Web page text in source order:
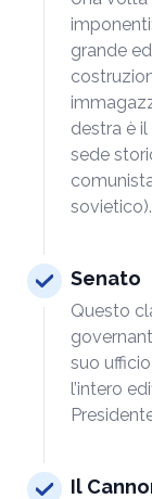
grande
destra è
sede
sovietico).
Senato
Questo
suo
l’intero
Il